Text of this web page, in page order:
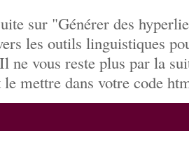
sur "Générer des
les outils linguistiques
ne vous reste plus par la
mettre dans votre code